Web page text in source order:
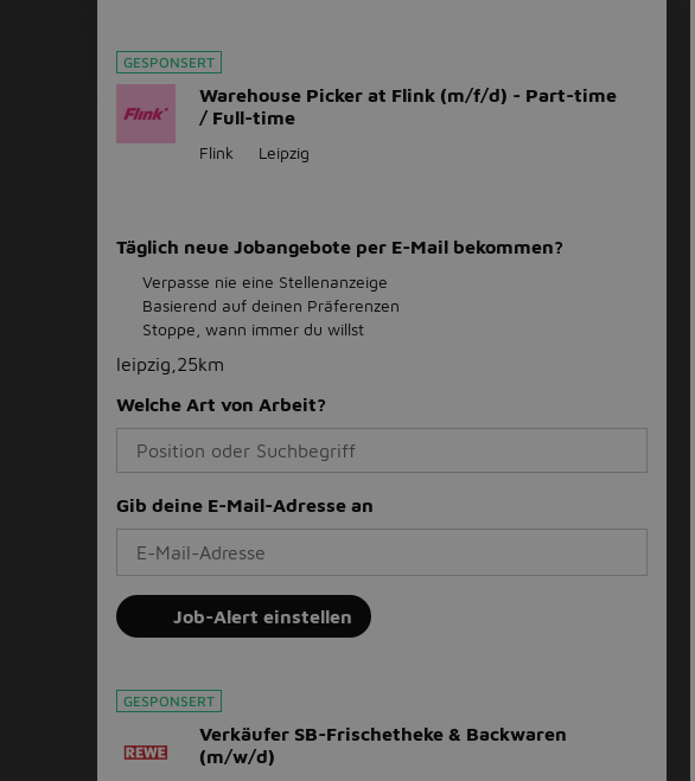
GESPONSERT
Warehouse Picker at Flink (m/f/d) - Part-time
/ Full-time
Flink Leipzig
Täglich neue Jobangebote per E-Mail bekommen?
Verpasse nie eine Stellenanzeige
Basierend auf deinen Präferenzen
Stoppe, wann immer du willst
leipzig,25km
Welche Art von Arbeit?
Gib deine E-Mail-Adresse an
Job-Alert einstellen
GESPONSERT
Verkäufer SB-Frischetheke & Backwaren
(m/w/d)